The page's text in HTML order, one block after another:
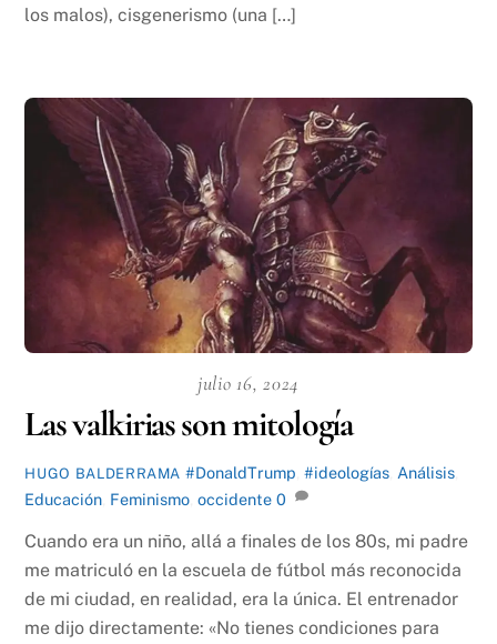
los malos), cisgenerismo (una […]
julio 16, 2024
Las valkirias son mitología
HUGO BALDERRAMA #DonaldTrump ,#ideologías Análisis
Educación Feminismo ,occidente 0
Cuando era un niño, allá a finales de los 80s, mi padre
me matriculó en la escuela de fútbol más reconocida
de mi ciudad, en realidad, era la única. El entrenador
me dijo directamente: «No tienes condiciones para